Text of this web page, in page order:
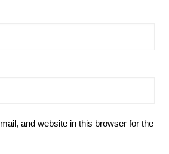
and website in this browser for the